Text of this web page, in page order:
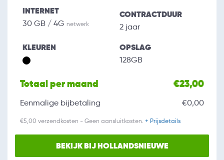
INTERNET
30 GB / 4G netwerk
CONTRACTDUUR
2 jaar
KLEUREN OPSLAG
128GB
Totaal per maand €23,00
Eenmalige bijbetaling €0,00
€5,00 verzendkosten - Geen aansluitkosten. + Prijsdetails
BEKIJK BIJ HOLLANDSNIEUWE